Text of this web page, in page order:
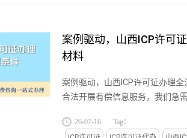
案例驱动，山西ICP许可
材料
案例驱动，山西ICP许可证办理
合法开展有偿信息服务，我们急
26-07-16
Tag：